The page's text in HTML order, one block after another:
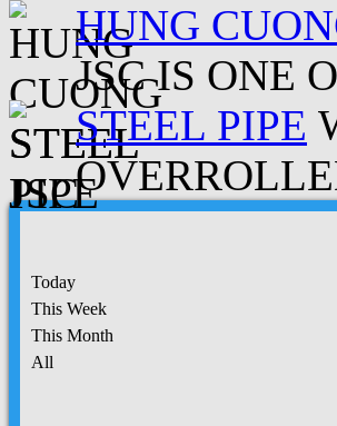
HUNG
JSC IS ONE
STEEL PIPE
Today
This Week
This Month
All